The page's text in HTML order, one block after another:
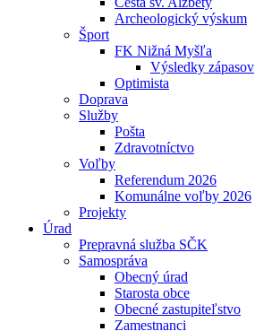
Archeologický výskum
Šport
FK Nižná Myšľa
Výsledky zápasov
Optimista
Doprava
Služby
Pošta
Zdravotníctvo
Voľby
Referendum 2026
Komunálne voľby 2026
Projekty
Úrad
Prepravná služba SČK
Samospráva
Obecný úrad
Starosta obce
Obecné zastupiteľstvo
Zamestnanci